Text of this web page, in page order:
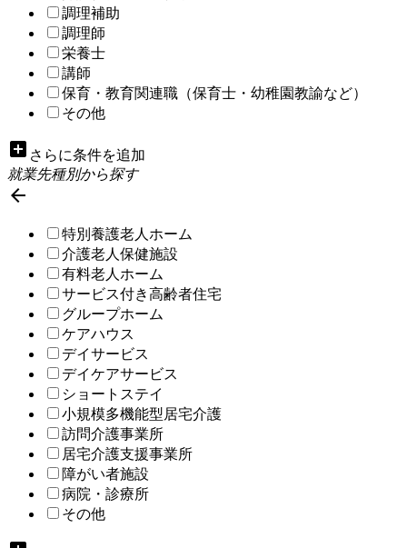
調理補助
調理師
栄養士
講師
保育・教育関連職（保育士・幼稚園教諭など）
その他
add_box さらに条件を追加
就業先種別から探す

特別養護老人ホーム
介護老人保健施設
有料老人ホーム
サービス付き高齢者住宅
グループホーム
ケアハウス
デイサービス
デイケアサービス
ショートステイ
小規模多機能型居宅介護
訪問介護事業所
居宅介護支援事業所
障がい者施設
病院・診療所
その他